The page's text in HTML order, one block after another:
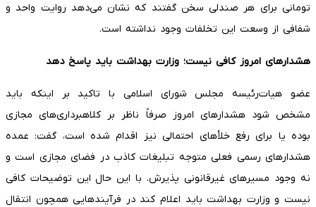
تومانی برای هر صندلی سخن گفتند که نشان می‌دهد روایت واحد و
شفافی از وسعت این تخلفات وجود نداشته است.
هشدارهای امروز کافی نیست؛ وزارت بهداشت باید پاسخ دهد
عضو هیات‌رئیسه مجلس شورای اسلامی با تاکید بر اینکه باید
مشخص شود هشدارهای امروز صرفاً ناظر بر کلاهبرداری‌های مجازی
بوده یا برای رفع خلأهای احتمالی نیز اقدام شده است، گفت: عمده
هشدارهای رسمی فعلی متوجه تبلیغات کاذب در فضای مجازی است و
نه وجود مسیرهای غیرقانونی پذیرش. با این حال این توضیحات کافی
نیست و وزارت بهداشت باید اعلام کند در فرآیندهایی همچون انتقال